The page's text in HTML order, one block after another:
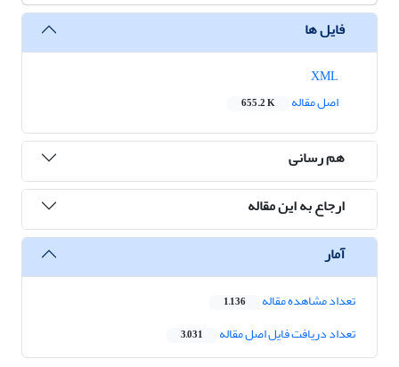
فایل ها
اصل مقاله
655.2 K
هم رسانی
ارجاع به این مقاله
آمار
تعداد مشاهده مقاله 1,136
تعداد دریافت فایل اصل مقاله 3,031